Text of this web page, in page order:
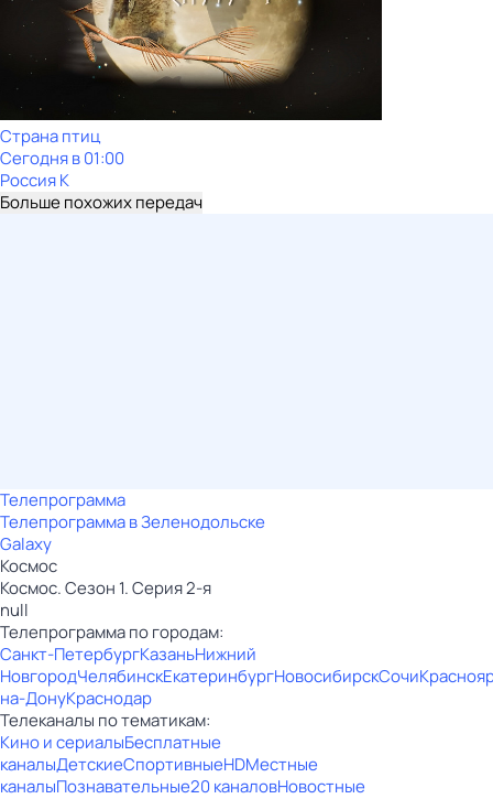
Страна птиц
Сегодня в 01:00
Россия К
Больше похожих передач
Телепрограмма
Телепрограмма в Зеленодольске
Galaxy
Космос
Космос. Сезон 1. Серия 2-я
null
Телепрограмма по городам:
Санкт-ПетербургКазаньНижний
НовгородЧелябинскЕкатеринбургНовосибирскСочи
на-ДонуКраснодар
Телеканалы по тематикам:
Кино и сериалыБесплатные
каналыДетскиеСпортивныеHDМестные
каналыПознавательные20 каналовНовостные